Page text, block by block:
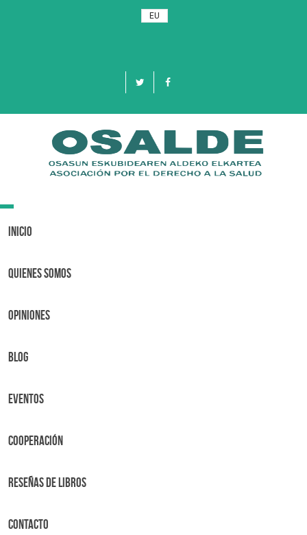
EU
Toggle
Inicio
Quienes Somos
OPINIONES
BLOG
Eventos
Cooperación
Reseñas de libros
Contacto